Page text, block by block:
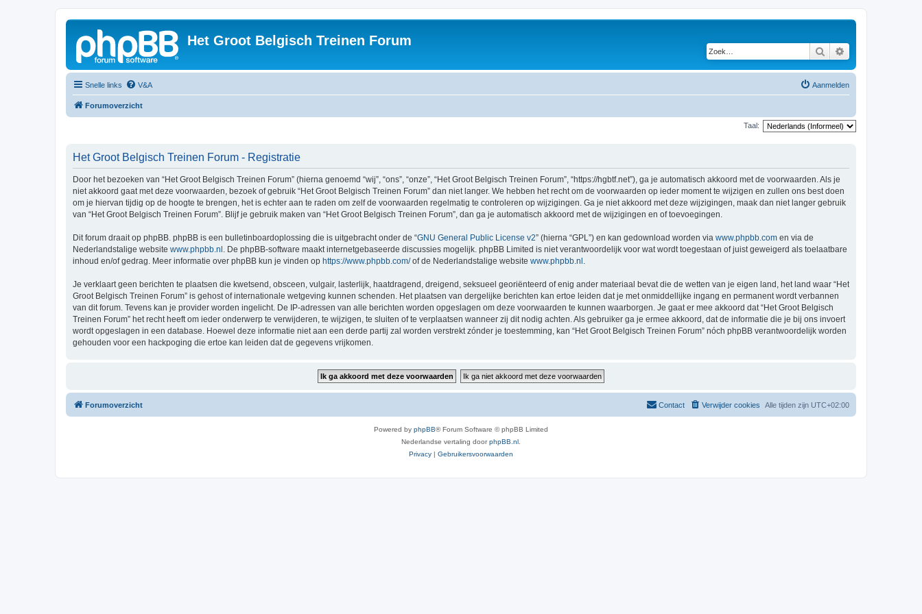
Het Groot Belgisch Treinen Forum
Zoek
Snelle links V&A Aanmelden
Forumoverzicht
Taal:
Het Groot Belgisch Treinen Forum - Registratie
Door het bezoeken van “Het Groot Belgisch Treinen Forum” (hierna genoemd “wij”, “ons”, “onze”, “Het Groot Belgisch Treinen Forum”, “https://hgbtf.net”), ga je automatisch akkoord met de voorwaarden. Als je
niet akkoord gaat met deze voorwaarden, bezoek of gebruik “Het Groot Belgisch Treinen Forum” dan niet langer. We hebben het recht om de voorwaarden op ieder moment te wijzigen en zullen ons best doen
om je hiervan tijdig op de hoogte te brengen, het is echter aan te raden om zelf de voorwaarden regelmatig te controleren op wijzigingen. Ga je niet akkoord met deze wijzigingen, maak dan niet langer gebruik
van “Het Groot Belgisch Treinen Forum”. Blijf je gebruik maken van “Het Groot Belgisch Treinen Forum”, dan ga je automatisch akkoord met de wijzigingen en of toevoegingen.
Dit forum draait op phpBB. phpBB is een bulletinboardoplossing die is uitgebracht onder de “GNU General Public License v2” (hierna “GPL”) en kan gedownload worden via www.phpbb.com en via de
Nederlandstalige website www.phpbb.nl . De phpBB-software maakt internetgebaseerde discussies mogelijk. phpBB Limited is niet verantwoordelijk voor wat wordt toegestaan of juist geweigerd als toelaatbare
inhoud en/of gedrag. Meer informatie over phpBB kun je vinden op https://www.phpbb.com/of de Nederlandstalige website www.phpbb.nl
Je verklaart geen berichten te plaatsen die kwetsend, obsceen, vulgair, lasterlijk, haatdragend, dreigend, seksueel georiënteerd of enig ander materiaal bevat die de wetten van je eigen land, het land waar “Het
Groot Belgisch Treinen Forum” is gehost of internationale wetgeving kunnen schenden. Het plaatsen van dergelijke berichten kan ertoe leiden dat je met onmiddellijke ingang en permanent wordt verbannen
van dit forum. Tevens kan je provider worden ingelicht. De IP-adressen van alle berichten worden opgeslagen om deze voorwaarden te kunnen waarborgen. Je gaat er mee akkoord dat “Het Groot Belgisch
Treinen Forum” het recht heeft om ieder onderwerp te verwijderen, te wijzigen, te sluiten of te verplaatsen wanneer zij dit nodig achten. Als gebruiker ga je ermee akkoord, dat de informatie die je bij ons invoert
wordt opgeslagen in een database. Hoewel deze informatie niet aan een derde partij zal worden verstrekt zónder je toestemming, kan “Het Groot Belgisch Treinen Forum” nóch phpBB verantwoordelijk worden
gehouden voor een hackpoging die ertoe kan leiden dat de gegevens vrijkomen.
Forumoverzicht Alle tijden zijn UTC+02:00
Verwijder cookies
Contact
Powered by phpBB® Forum Software © phpBB Limited
Nederlandse vertaling doorphpBB.nl
Privacy | Gebruikersvoorwaarden